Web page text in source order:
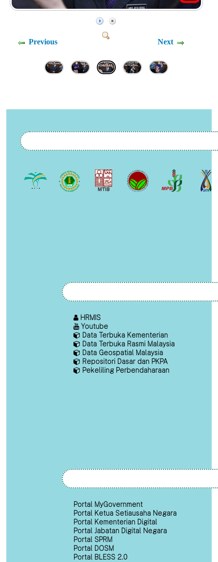
Previous Next
HRMIS
Youtube
Data Terbuka Kementerian
Data Terbuka Rasmi Malaysia
Data Geospatial Malaysia
Repositori Dasar dan PKPA
Pekeliling Perbendaharaan
Portal MyGovernment
Portal Ketua Setiausaha Negara
Portal Kementerian Digital
Portal Jabatan Digital Negara
Portal SPRM
Portal DOSM
Portal BLESS 2.0